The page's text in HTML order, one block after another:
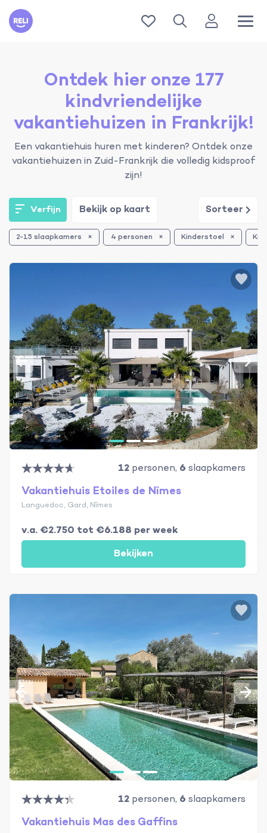
Reli
Ontdek hier onze 177
kindvriendelijke
vakantiehuizen in Frankrijk!
Een vakantiehuis huren met kinderen? Ontdek onze
vakantiehuizen in Zuid-Frankrijk die volledig kidsproof
zijn!
Verfijn Bekijk op kaart Sorteer
2-15 slaapkamers 4 personen Kinderstoel
12 personen, 6 slaapkamers
Vakantiehuis Etoiles de Nîmes
Languedoc, Gard, Nîmes
v.a. €2.750 tot €6.188 per week
Bekijken
12 personen, 6 slaapkamers
Vakantiehuis Mas des Gaffins